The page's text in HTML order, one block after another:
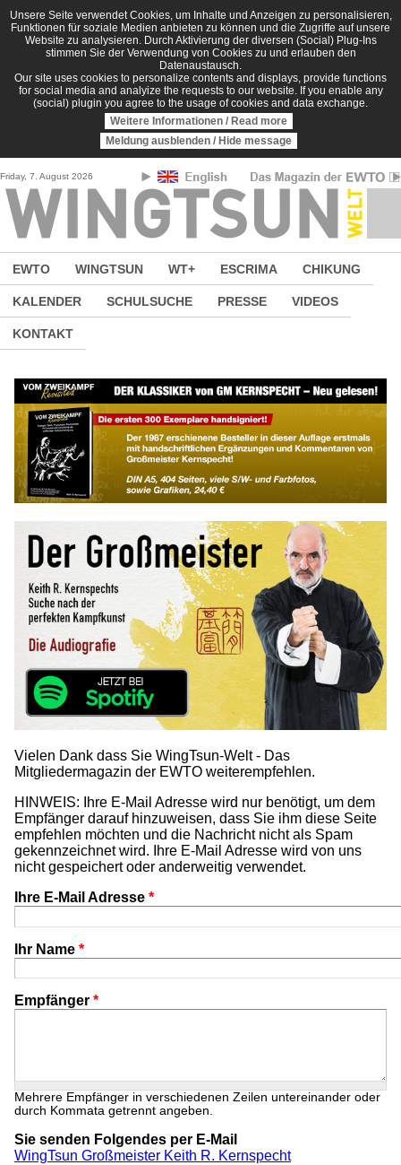
Direkt zum Inhalt
Unsere Seite verwendet Cookies, um Inhalte und Anzeigen zu personalisieren,
Funktionen für soziale Medien anbieten zu können und die Zugriffe auf unsere
Website zu analysieren. Durch Aktivierung der diversen (Social) Plug-Ins
stimmen Sie der Verwendung von Cookies zu und erlauben den
Datenaustausch.
Our site uses cookies to personalize contents and displays, provide functions
for social media and analyize the requests to our website. If you enable any
(social) plugin you agree to the usage of cookies and data exchange.
Weitere Informationen / Read more
Meldung ausblenden / Hide message
Friday, 7. August 2026
EWTO WINGTSUN WT+ ESCRIMA CHIKUNG
KALENDER SCHULSUCHE PRESSE VIDEOS
KONTAKT
Vielen Dank dass Sie WingTsun-Welt - Das
Mitgliedermagazin der EWTO weiterempfehlen.
HINWEIS: Ihre E-Mail Adresse wird nur benötigt, um dem
Empfänger darauf hinzuweisen, dass Sie ihm diese Seite
empfehlen möchten und die Nachricht nicht als Spam
gekennzeichnet wird. Ihre E-Mail Adresse wird von uns
nicht gespeichert oder anderweitig verwendet.
Ihre E-Mail Adresse *
Ihr Name *
Empfänger *
Mehrere Empfänger in verschiedenen Zeilen untereinander oder
durch Kommata getrennt angeben.
Sie senden Folgendes per E-Mail
WingTsun Großmeister Keith R. Kernspecht